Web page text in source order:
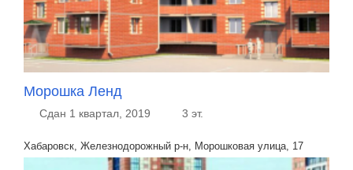
Морошка Ленд
Сдан 1 квартал, 2019 3 эт.
Хабаровск, Железнодорожный р-н, Морошковая улица, 17